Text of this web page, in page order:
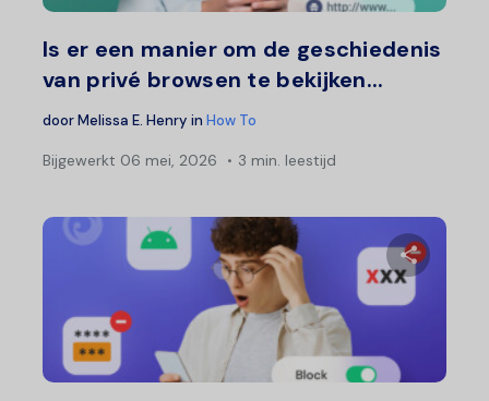
Is er een manier om de geschiedenis
van privé browsen te bekijken...
doorMelissa E. Henry in How To
Bijgewerkt 06 mei, 2026 3 min. leestijd